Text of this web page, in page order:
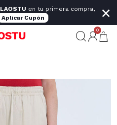
en tu primera compra,
Aplicar Cupón ×
0